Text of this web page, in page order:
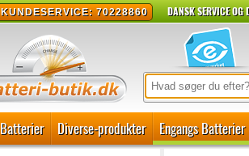
KUNDESERVICE: 70228860 DANSK SERVICE
Batterier Diverse-produkter Engangs Batterier